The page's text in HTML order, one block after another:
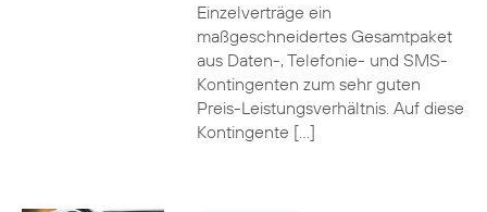
Einzelverträge ein
maßgeschneidertes Gesamtpaket
aus Daten-, Telefonie- und SMS-
Kontingenten zum sehr guten
Preis-Leistungsverhältnis. Auf diese
Kontingente […]